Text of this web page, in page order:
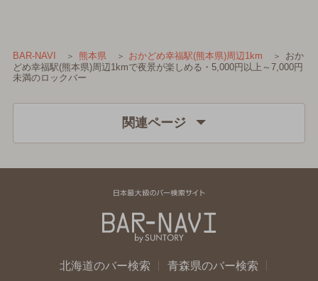
BAR-NAVI 熊本県 おかどめ幸福駅(熊本県)周辺1km
おか
どめ幸福駅(熊本県)周辺1kmで夜景が楽しめる・5,000円以上～7,000円
未満のロックバー
関連ページ
北海道のバー検索
青森県のバー検索